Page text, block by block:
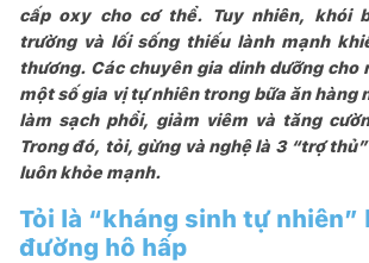
cấp oxy cho cơ thể. Tuy nhiên, khói
trường và lối sống thiếu lành mạnh
thương. Các chuyên gia dinh dưỡng cho
một số gia vị tự nhiên trong bữa ăn hàng
làm sạch phổi, giảm viêm và tăng
Trong đó, tỏi, gừng và nghệ là 3 “trợ
luôn khỏe mạnh.
Tỏi là “kháng sinh tự nhiên”
đường hô hấp